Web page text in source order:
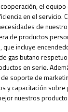
el
en el servicio.
de
de productos
que incluye
gas butano
en serie.
soporte de
y capacitación
nuestros